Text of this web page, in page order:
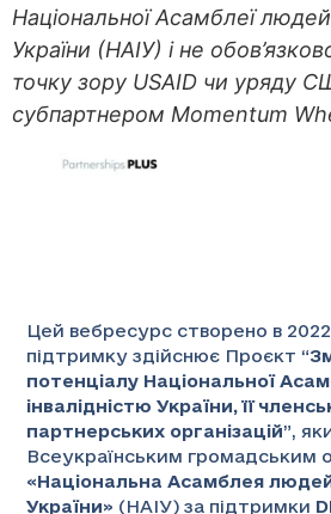
Національної Асамблеї людей
України (НАІУ) і не
точку зору USAID чи уряду
субпартнером Momentum
Цей вебресурс створено в 2022
підтримку здійснює Проєкт “
потенціалу Національної
інвалідністю України, її
партнерських організацій”,
Всеукраїнським громадським
«Національна Асамблея людей
України» (НАІУ) за підтримки